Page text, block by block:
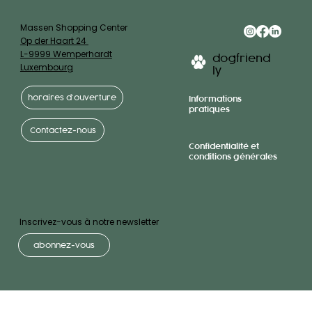
Inscrivez-vous à notre newsletter
abonnez-vous
dogfriend
ly
Informations
pratiques
Confidentialité et
conditions générales
Massen Shopping Center
Op der Haart 24
L-9999 Wemperhardt
Luxembourg
horaires d’ouverture
Contactez-nous